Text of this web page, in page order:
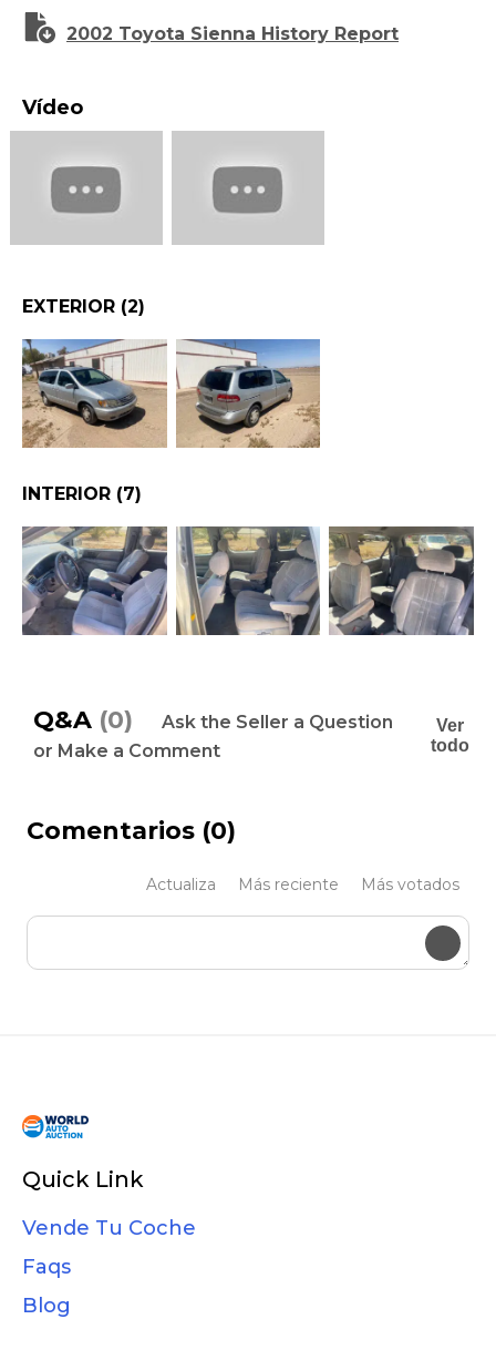
2002 Toyota Sienna History Report
Vídeo
EXTERIOR (2)
INTERIOR (7)
Q&A (0)
Ask the Seller a Question
or Make a Comment
Ver
todo
Comentarios (0)
Actualiza Más reciente Más votados
Envía
Quick Link
Vende Tu Coche
Faqs
Blog